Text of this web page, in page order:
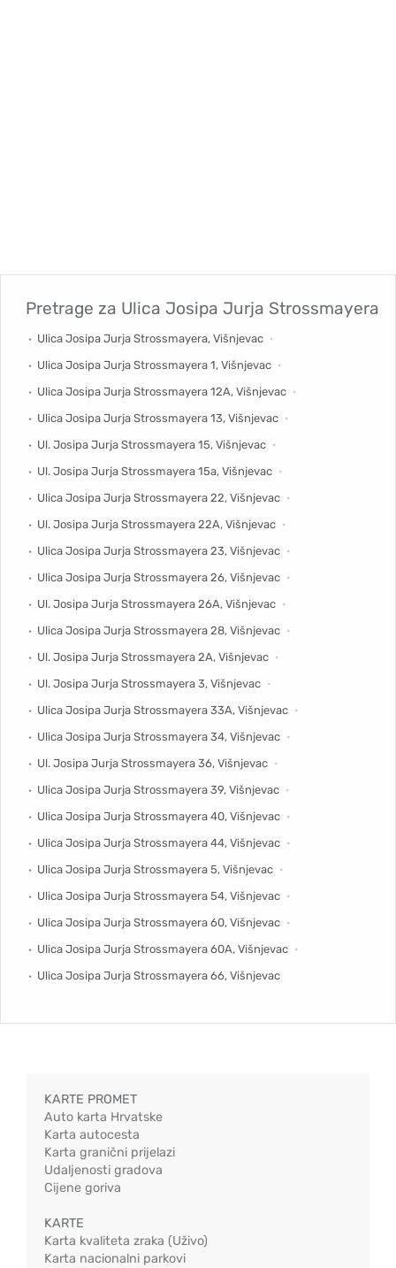
Pretrage za Ulica Josipa Jurja Strossmayera
Ulica Josipa Jurja Strossmayera, Višnjevac
Ulica Josipa Jurja Strossmayera 1, Višnjevac
Ulica Josipa Jurja Strossmayera 12A, Višnjevac
Ulica Josipa Jurja Strossmayera 13, Višnjevac
Ul. Josipa Jurja Strossmayera 15, Višnjevac
Ul. Josipa Jurja Strossmayera 15a, Višnjevac
Ulica Josipa Jurja Strossmayera 22, Višnjevac
Ul. Josipa Jurja Strossmayera 22A, Višnjevac
Ulica Josipa Jurja Strossmayera 23, Višnjevac
Ulica Josipa Jurja Strossmayera 26, Višnjevac
Ul. Josipa Jurja Strossmayera 26A, Višnjevac
Ulica Josipa Jurja Strossmayera 28, Višnjevac
Ul. Josipa Jurja Strossmayera 2A, Višnjevac
Ul. Josipa Jurja Strossmayera 3, Višnjevac
Ulica Josipa Jurja Strossmayera 33A, Višnjevac
Ulica Josipa Jurja Strossmayera 34, Višnjevac
Ul. Josipa Jurja Strossmayera 36, Višnjevac
Ulica Josipa Jurja Strossmayera 39, Višnjevac
Ulica Josipa Jurja Strossmayera 40, Višnjevac
Ulica Josipa Jurja Strossmayera 44, Višnjevac
Ulica Josipa Jurja Strossmayera 5, Višnjevac
Ulica Josipa Jurja Strossmayera 54, Višnjevac
Ulica Josipa Jurja Strossmayera 60, Višnjevac
Ulica Josipa Jurja Strossmayera 60A, Višnjevac
Ulica Josipa Jurja Strossmayera 66, Višnjevac
KARTE PROMET
Auto karta Hrvatske
Karta autocesta
Karta granični prijelazi
Udaljenosti gradova
Cijene goriva
KARTE
Karta kvaliteta zraka (Uživo)
Karta nacionalni parkovi